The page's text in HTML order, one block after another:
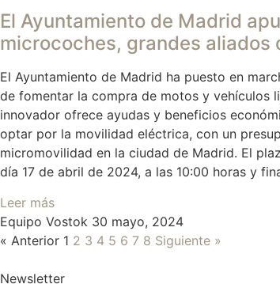
El Ayuntamiento de Madrid
microcoches, grandes aliados
El Ayuntamiento de Madrid ha puesto en
de fomentar la compra de motos y vehículos
innovador ofrece ayudas y beneficios
optar por la movilidad eléctrica, con un
micromovilidad en la ciudad de Madrid. El
día 17 de abril de 2024, a las 10:00 horas y
Leer más
Equipo Vostok 30 mayo, 2024
« Anterior 1 2 3 4 5 6 7 8 Siguiente »
Newsletter